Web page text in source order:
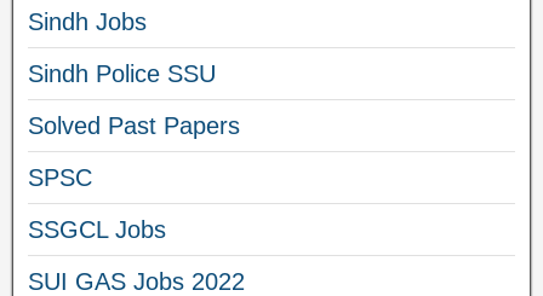
Sindh Jobs
Sindh Police SSU
Solved Past Papers
SPSC
SSGCL Jobs
SUI GAS Jobs 2022